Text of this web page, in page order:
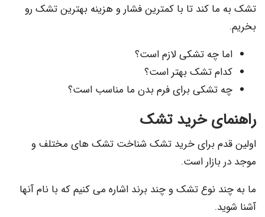
کند تا با کمترین فشار و هزینه بهترین تشک رو
چه تشکی لازم است؟
تشک بهتر است؟
تشکی برای فرم بدن ما مناسب است؟
خرید تشک
برای خرید تشک شناخت تشک های مختلف و
است.
نوع تشک و چند برند اشاره می کنیم که با نام آنها